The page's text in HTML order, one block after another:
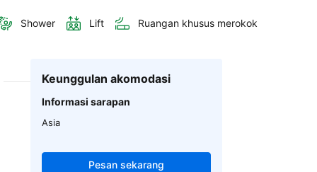
Shower Lift Ruangan khusus merokok
Keunggulan akomodasi
Informasi sarapan
Asia
Pesan sekarang